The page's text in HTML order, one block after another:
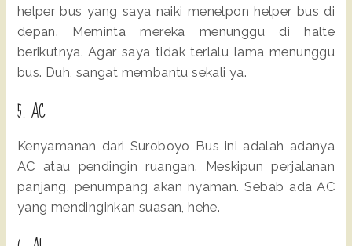
helper bus yang saya naiki menelpon helper bus di
depan. Meminta mereka menunggu di halte
berikutnya. Agar saya tidak terlalu lama menunggu
bus. Duh, sangat membantu sekali ya.
5. AC
Kenyamanan dari Suroboyo Bus ini adalah adanya
AC atau pendingin ruangan. Meskipun perjalanan
panjang, penumpang akan nyaman. Sebab ada AC
yang mendinginkan suasan, hehe.